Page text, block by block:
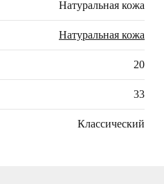
Натуральная кожа
Натуральная кожа
20
33
Классический